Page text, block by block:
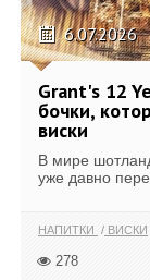
6.07.2026
Grant's 12
бочки,
виски
В мире
уже давно
НАПИТКИ ВИСКИ
278